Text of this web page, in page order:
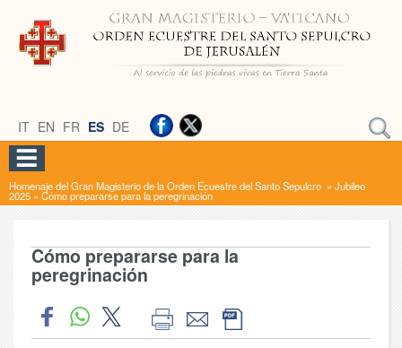
IT EN FR ES DE
Homenaje del Gran Magisterio de la Orden Ecuestre del Santo Sepulcro » Jubileo
2025 » Cómo prepararse para la peregrinación
Cómo prepararse para la
peregrinación